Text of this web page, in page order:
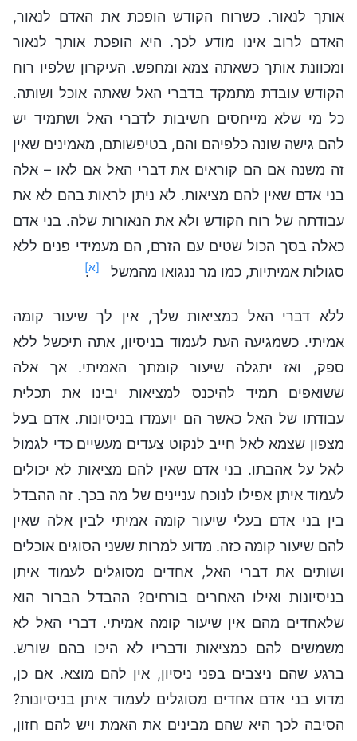
אותך לנאור. כשרוח הקודש הופכת את האדם לנאור,
האדם לרוב אינו מודע לכך. היא הופכת אותך לנאור
ומכוונת אותך כשאתה צמא ומחפש. העיקרון שלפיו רוח
הקודש עובדת מתמקד בדברי האל שאתה אוכל ושותה.
כל מי שלא מייחסים חשיבות לדברי האל ושתמיד יש
להם גישה שונה כלפיהם והם, בטיפשותם, מאמינים שאין
זה משנה אם הם קוראים את דברי האל אם לאו – אלה
בני אדם שאין להם מציאות. לא ניתן לראות בהם לא את
עבודתה של רוח הקודש ולא את הנאורות שלה. בני אדם
כאלה בסך הכול שטים עם הזרם, הם מעמידי פנים ללא
סגולות אמיתיות, כמו מר ננגואו מהמשל
[א]
.
ללא דברי האל כמציאות שלך, אין לך שיעור קומה
אמיתי. כשמגיעה העת לעמוד בניסיון, אתה תיכשל ללא
ספק, ואז יתגלה שיעור קומתך האמיתי. אך אלה
ששואפים תמיד להיכנס למציאות יבינו את תכלית
עבודתו של האל כאשר הם יועמדו בניסיונות. אדם בעל
מצפון שצמא לאל חייב לנקוט צעדים מעשיים כדי לגמול
לאל על אהבתו. בני אדם שאין להם מציאות לא יכולים
לעמוד איתן אפילו לנוכח עניינים של מה בכך. זה ההבדל
בין בני אדם בעלי שיעור קומה אמיתי לבין אלה שאין
להם שיעור קומה כזה. מדוע למרות ששני הסוגים אוכלים
ושותים את דברי האל, אחדים מסוגלים לעמוד איתן
בניסיונות ואילו האחרים בורחים? ההבדל הברור הוא
שלאחדים מהם אין שיעור קומה אמיתי. דברי האל לא
משמשים להם כמציאות ודבריו לא היכו בהם שורש.
ברגע שהם ניצבים בפני ניסיון, אין להם מוצא. אם כן,
מדוע בני אדם אחדים מסוגלים לעמוד איתן בניסיונות?
הסיבה לכך היא שהם מבינים את האמת ויש להם חזון,